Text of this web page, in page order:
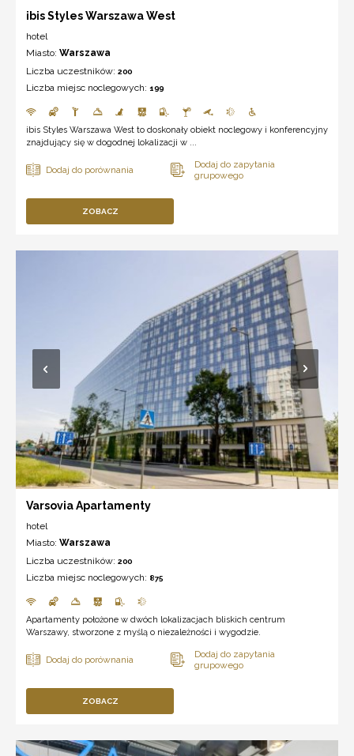
ibis Styles Warszawa West
hotel
Miasto: Warszawa
Liczba uczestników: 200
Liczba miejsc noclegowych: 199
ibis Styles Warszawa West to doskonały obiekt noclegowy i konferencyjny
znajdujący się w dogodnej lokalizacji w ...
ZOBACZ
Varsovia Apartamenty
hotel
Miasto: Warszawa
Liczba uczestników: 200
Liczba miejsc noclegowych: 875
Apartamenty położone w dwóch lokalizacjach bliskich centrum
Warszawy, stworzone z myślą o niezależności i wygodzie.
ZOBACZ